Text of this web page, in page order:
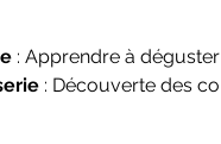
: Apprendre à
: Découverte des